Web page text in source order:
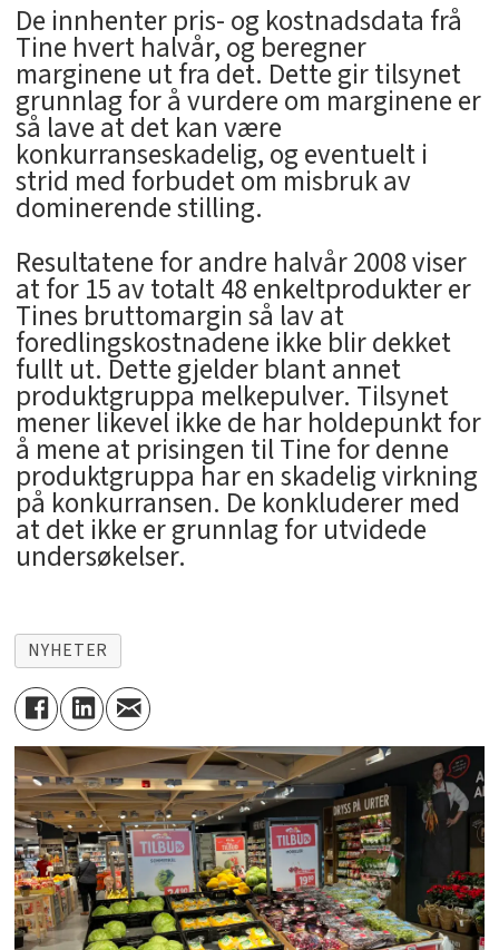
De innhenter pris- og kostnadsdata frå
Tine hvert halvår, og beregner
marginene ut fra det. Dette gir tilsynet
grunnlag for å vurdere om marginene er
så lave at det kan være
konkurranseskadelig, og eventuelt i
strid med forbudet om misbruk av
dominerende stilling.
Resultatene for andre halvår 2008 viser
at for 15 av totalt 48 enkeltprodukter er
Tines bruttomargin så lav at
foredlingskostnadene ikke blir dekket
fullt ut. Dette gjelder blant annet
produktgruppa melkepulver. Tilsynet
mener likevel ikke de har holdepunkt for
å mene at prisingen til Tine for denne
produktgruppa har en skadelig virkning
på konkurransen. De konkluderer med
at det ikke er grunnlag for utvidede
undersøkelser.
NYHETER